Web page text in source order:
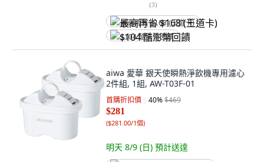
(3)
最高再省 $168 (王道卡)
$104 酷澎幣回饋
aiwa 愛華 銀天使瞬熱淨飲機專用濾心
2件組, 1組, AW-T03F-01
首購折扣價 40%$469
$281
($281.00/1個)
明天 8/9 (日) 預計送達